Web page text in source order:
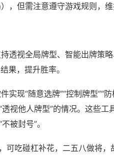
，但需注意遵守游戏规则，维
透视全局牌型、智能出牌策
果，提升胜率。
实现“随意选牌”“控制牌型”“
视他人牌型”的情况。这些
被封号”。
可吃碰杠补花，二五八做将